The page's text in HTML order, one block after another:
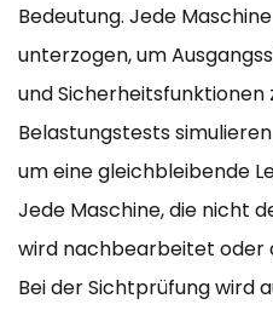
Bedeutung. Jede
unterzogen, um
und Sicherheitsfunktionen
Belastungstests
um eine gleichbleibende
Jede Maschine, die nicht
wird nachbearbeitet oder
Bei der Sichtprüfung wird